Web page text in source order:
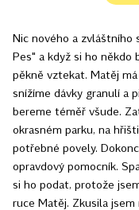
Nic nového a zvláštního
Pes" a když si ho někdo
pěkně vztekat. Matěj
snížíme dávky granulí a
bereme téměř všude.
okrasném parku, na
potřebné povely.
opravdový pomocník.
si ho podat, protože
ruce Matěj. Zkusila